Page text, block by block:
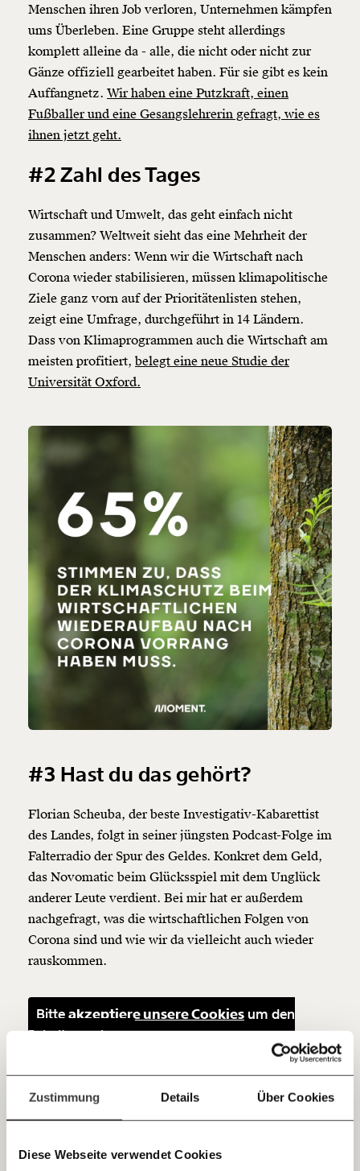
Zustimmung Details Über Cookies
Diese Webseite verwendet Cookies
Veränderung
beginnt mit Dir!
WerdeFördermitgliedund wir können gemeinsam
unsere Wirtschaft so gestalten, dass sie für alle
funktioniert. Unsere Recherchen sind für alle frei im
Netz. Unabhängig und werbefrei. Und das wird auch
so bleiben. Kämpf’ mit uns für den Fortschritt und
unterstütze uns mit Deinem Mitgliedsbeitrag.
Hier unsere IBAN: AT34 4300 0498 0007 6017
Kontoinhaber: Momentum Institut - Verein für
sozialen Fortschritt
Jetzt
einfach
teilen.
Menschen ihren Job verloren, Unternehmen kämpfen
ums Überleben. Eine Gruppe steht allerdings
komplett alleine da - alle, die nicht oder nicht zur
Gänze offiziell gearbeitet haben. Für sie gibt es kein
Auffangnetz. Wir haben eine Putzkraft, einen
Fußballer und eine Gesangslehrerin gefragt, wie es
ihnen jetzt geht.
#2 Zahl des Tages
Wirtschaft und Umwelt, das geht einfach nicht
zusammen? Weltweit sieht das eine Mehrheit der
Menschen anders: Wenn wir die Wirtschaft nach
Corona wieder stabilisieren, müssen klimapolitische
Ziele ganz vorn auf der Prioritätenlisten stehen,
zeigt eine Umfrage, durchgeführt in 14 Ländern.
Dass von Klimaprogrammen auch die Wirtschaft am
meisten profitiert, belegt eine neue Studie der
Universität Oxford.
#3 Hast du das gehört?
Florian Scheuba, der beste Investigativ-Kabarettist
des Landes, folgt in seiner jüngsten Podcast-Folge im
Falterradio der Spur des Geldes. Konkret dem Geld,
das Novomatic beim Glücksspiel mit dem Unglück
anderer Leute verdient. Bei mir hat er außerdem
nachgefragt, was die wirtschaftlichen Folgen von
Corona sind und wie wir da vielleicht auch wieder
rauskommen.
Bitteakzeptiere unsere Cookies um den
Inhalt zu sehen.